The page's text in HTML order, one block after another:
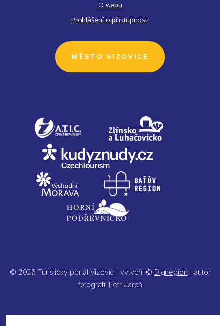
O webu
Prohlášení o přístupnosti
MĚSTO VIZOVICE
© 2026 Turistický portál Vizovic | vytvořil © Digiregion | autor
fotografií Petr Jaroň